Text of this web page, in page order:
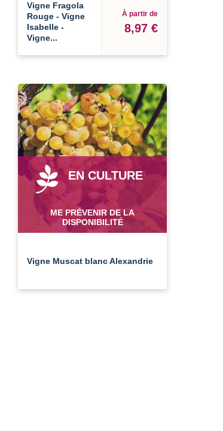
Vigne Fragola
Rouge - Vigne
Isabelle -
Vigne...
À partir de
8,97 €
EN CULTURE
ME PRÉVENIR DE LA
DISPONIBILITÉ
Vigne Muscat blanc Alexandrie